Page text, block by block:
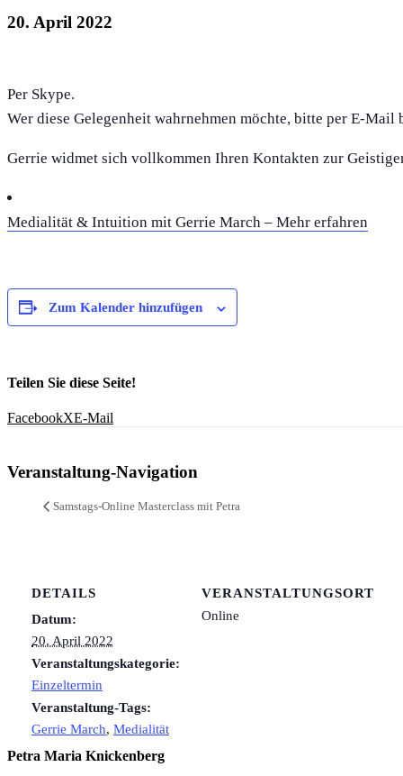
20. April 2022
Per Skype.
Wer diese Gelegenheit wahrnehmen möchte, bitte per E-Mail
Gerrie widmet sich vollkommen Ihren Kontakten zur
Medialität & Intuition mit Gerrie March – Mehr erfahren
Zum Kalender hinzufügen
Teilen Sie diese Seite!
FacebookXE-Mail
Veranstaltung-Navigation
Samstags-Online Masterclass mit Petra
DETAILS
Datum:
20. April 2022
Veranstaltungskategorie:
Einzeltermin
Veranstaltung-Tags:
Gerrie March, Medialität
VERANSTALTUNGSORT
Online
Petra Maria Knickenberg